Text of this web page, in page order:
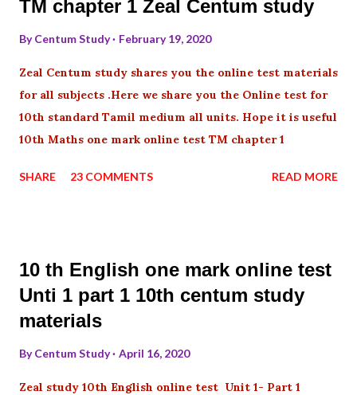
TM chapter 1 Zeal Centum study
ByCentum Study February 19, 2020
Zeal Centum study shares you the online test materials
for all subjects .Here we share you the Online test for
10th standard Tamil medium all units. Hope it is useful
10th Maths one mark online test TM chapter 1
SHARE 23 COMMENTS READ MORE
10 th English one mark online test
Unti 1 part 1 10th centum study
materials
ByCentum Study April 16, 2020
Zeal study 10th English online test Unit 1- Part 1